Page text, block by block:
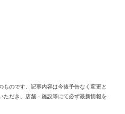
のです。記事内容は今後予告なく変更と
ただき、店舗・施設等にて必ず最新情報を